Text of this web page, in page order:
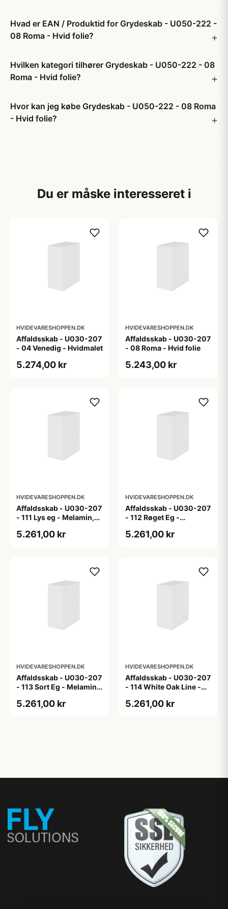
Hvad er EAN / Produktid for Grydeskab - U050-222 -
08 Roma - Hvid folie?
Hvilken kategori tilhører Grydeskab - U050-222 - 08
Roma - Hvid folie?
Hvor kan jeg købe Grydeskab - U050-222 - 08 Roma
- Hvid folie?
Du er måske interesseret i
HVIDEVARESHOPPEN.DK
Affaldsskab - U030-207
- 04 Venedig - Hvidmalet
5.274,00 kr
HVIDEVARESHOPPEN.DK
Affaldsskab - U030-207
- 08 Roma - Hvid folie
5.243,00 kr
HVIDEVARESHOPPEN.DK
Affaldsskab - U030-207
- 111 Lys eg - Melamin,
5.261,00 kr
HVIDEVARESHOPPEN.DK
Affaldsskab - U030-207
- 112 Røget Eg -
5.261,00 kr
HVIDEVARESHOPPEN.DK
Affaldsskab - U030-207
- 113 Sort Eg - Melamin,
5.261,00 kr
HVIDEVARESHOPPEN.DK
Affaldsskab - U030-207
- 114 White Oak Line -
5.261,00 kr